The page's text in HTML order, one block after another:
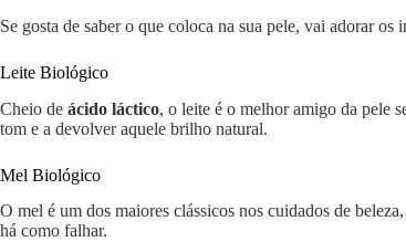
Se gosta de saber o que coloca na sua pele, vai adorar os
Leite Biológico
Cheio de ácido láctico, o leite é o melhor amigo da pele
tom e a devolver aquele brilho natural.
Mel Biológico
O mel é um dos maiores clássicos nos cuidados de
há como falhar.